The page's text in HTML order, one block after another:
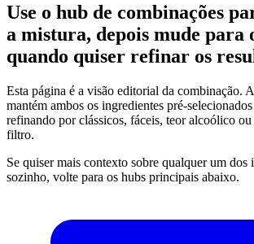
Use o hub de combinações
a mistura, depois mude para
quando quiser refinar os
Esta página é a visão editorial da combinação.
mantém ambos os ingredientes pré-
refinando por clássicos, fáceis, teor alcoólico
filtro.
Se quiser mais contexto sobre qualquer um dos
sozinho, volte para os hubs principais abaixo.